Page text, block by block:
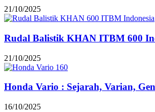
21/10/2025
Rudal Balistik KHAN ITBM 600
21/10/2025
Honda Vario : Sejarah, Varian,
16/10/2025